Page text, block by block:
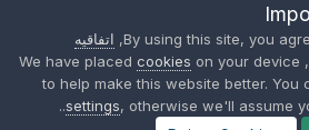
By using this site, you
, اتفاقيه
,
cookies on your device
to help make this website better.
settings , otherwise we'll assume